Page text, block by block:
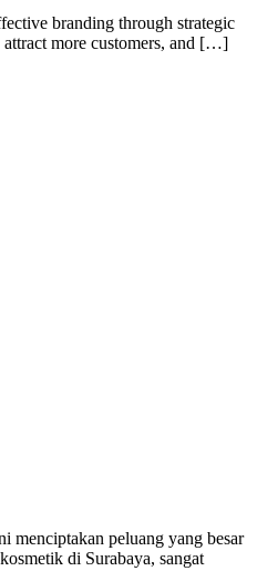
branding through strategic
attract more customers, and […]
menciptakan peluang yang besar
di Surabaya, sangat